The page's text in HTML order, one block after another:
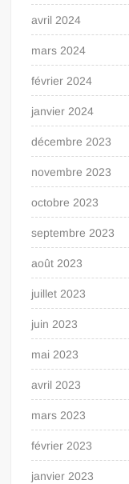
avril 2024
mars 2024
février 2024
janvier 2024
décembre 2023
novembre 2023
octobre 2023
septembre 2023
août 2023
juillet 2023
juin 2023
mai 2023
avril 2023
mars 2023
février 2023
janvier 2023